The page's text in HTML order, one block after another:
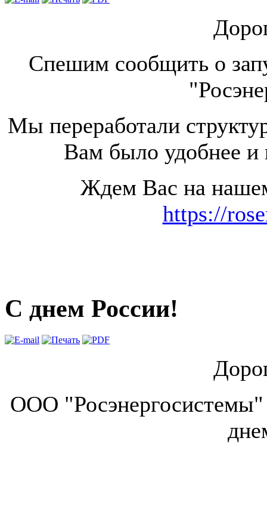
Спешим сообщить о
Мы переработали
Вам было удобнее и
Ждем Вас на
https://
С днем России!
ООО "Росэнергосистемы"